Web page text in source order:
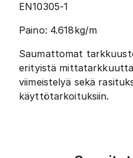
EN10305-1
Paino: 4.618kg/m
Saumattomat
erityistä
viimeistelyä sekä
käyttötarkoituksiin.